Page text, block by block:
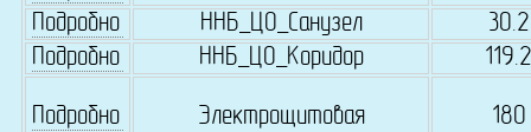
Подробно
ННБ_ЦО_Санузел
30.2
Подробно
ННБ_ЦО_Коридор 119.2
Подробно Электрощитовая 180